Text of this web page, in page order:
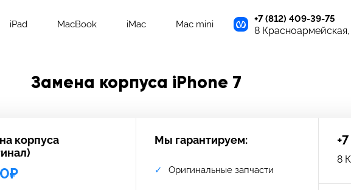
iPad MacBook iMac Mac mini
+7 (812) 409-39-75
8 Красноармейская,
Замена корпуса iPhone 7
корпуса
Мы гарантируем:
Оригинальные запчасти
8